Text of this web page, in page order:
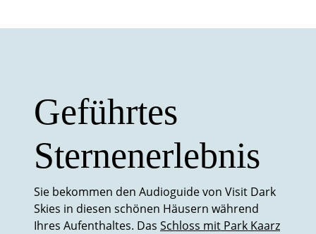
Geführtes
Sternenerlebnis
Sie bekommen den Audioguide von Visit Dark
Skies in diesen schönen Häusern während
Ihres Aufenthaltes. Das Schloss mit Park Kaarz